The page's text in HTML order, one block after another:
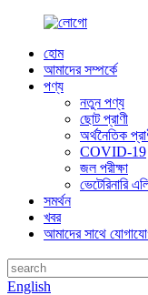
হোম
আমাদের সম্পর্কে
পণ্য
নতুন পণ্য
ছোট প্রাণী
অর্থনৈতিক
COVID-19
জল পরীক্ষা
ভেটেরিনারি
সমর্থন
খবর
আমাদের সাথে
English